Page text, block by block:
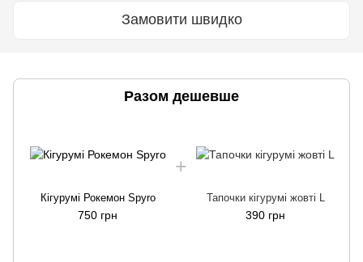
Замовити швидко
Разом дешевше
Кігурумі Рокемон Spyro
750 грн
Тапочки кігурумі жовті L
390 грн